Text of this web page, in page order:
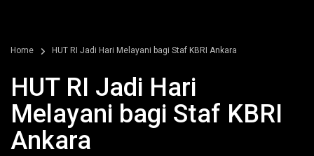
Home HUT RI Jadi Hari Melayani bagi Staf KBRI Ankara
HUT RI Jadi Hari
Melayani bagi Staf KBRI
Ankara